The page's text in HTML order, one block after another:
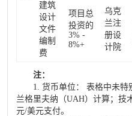
建筑
设计
文件
编制
费
项目总
投资的
3% -
8%+
乌克
兰注
册设
计院
注：
1. 货币单位： 表格中未特
兰格里夫纳（UAH）计算；技
元/美元支付。